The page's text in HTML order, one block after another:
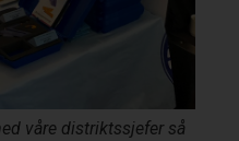
våre distriktssjefer så